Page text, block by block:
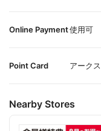
Online Payment使用可
Point Card アーク
Nearby Stores